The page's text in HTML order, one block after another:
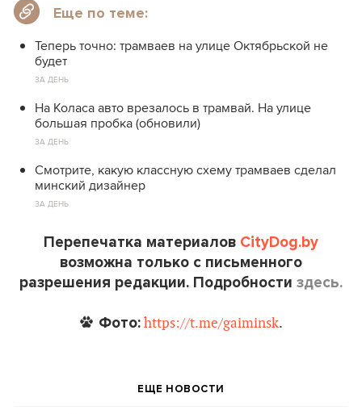
Еще по теме:
Теперь точно: трамваев на улице Октябрьской не
будет
ЗА ДЕНЬ
На Коласа авто врезалось в трамвай. На улице
большая пробка (обновили)
ЗА ДЕНЬ
Смотрите, какую классную схему трамваев сделал
минский дизайнер
ЗА ДЕНЬ
Перепечатка материалов CityDog.by
возможна только с письменного
разрешения редакции. Подробности здесь.
Фото: https://t.me/gaiminsk.
ЕЩЕ НОВОСТИ